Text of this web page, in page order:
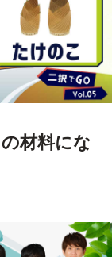
材料にな